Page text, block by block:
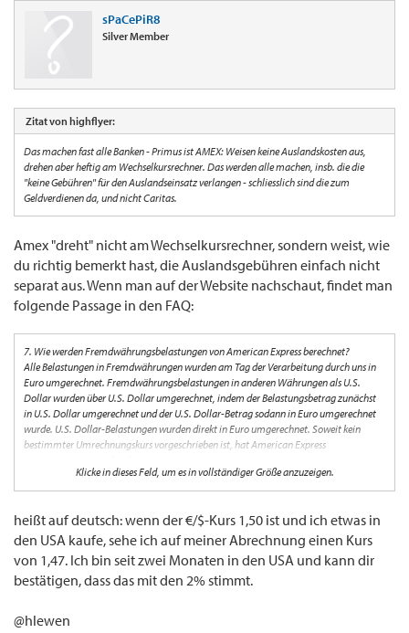
sPaCePiR8
Silver Member
Zitat von highflyer:
Das machen fast alle Banken - Primus ist AMEX: Weisen keine Auslandskosten aus,
drehen aber heftig am Wechselkursrechner. Das werden alle machen, insb. die die
"keine Gebühren" für den Auslandseinsatz verlangen - schliesslich sind die zum
Geldverdienen da, und nicht Caritas.
Amex "dreht" nicht am Wechselkursrechner, sondern weist, wie
du richtig bemerkt hast, die Auslandsgebühren einfach nicht
separat aus. Wenn man auf der Website nachschaut, findet man
folgende Passage in den FAQ:
7. Wie werden Fremdwährungsbelastungen von American Express berechnet?
Alle Belastungen in Fremdwährungen wurden am Tag der Verarbeitung durch uns in
Euro umgerechnet. Fremdwährungsbelastungen in anderen Währungen als U.S.
Dollar wurden über U.S. Dollar umgerechnet, indem der Belastungsbetrag zunächst
in U.S. Dollar umgerechnet und der U.S. Dollar-Betrag sodann in Euro umgerechnet
wurde. U.S. Dollar-Belastungen wurden direkt in Euro umgerechnet. Soweit kein
bestimmter Umrechnungskurs vorgeschrieben ist, hat American Express
vorangehenden Banktag basierende (und aus anerkannten Quellen entnommene)
Umrechnungskurse verwendet, welche um ein Auslandseinsatzentgelt in Höhe von 2%
umgerechnet wurden, ist diese Umrechnung zu den von diesen dritten Personen
gewählten Kursen erfolgt.
Klicke in dieses Feld, um es in vollständiger Größe anzuzeigen.
heißt auf deutsch: wenn der €/$-Kurs 1,50 ist und ich etwas in
den USA kaufe, sehe ich auf meiner Abrechnung einen Kurs
von 1,47. Ich bin seit zwei Monaten in den USA und kann dir
bestätigen, dass das mit den 2% stimmt.
@hlewen